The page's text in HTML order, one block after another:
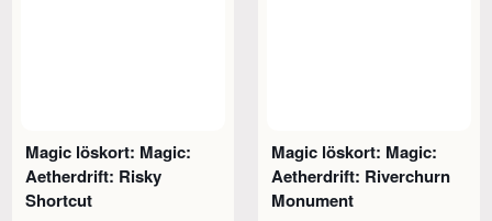
Magic löskort: Magic:
Aetherdrift: Risky
Shortcut
Magic löskort: Magic:
Aetherdrift: Riverchurn
Monument